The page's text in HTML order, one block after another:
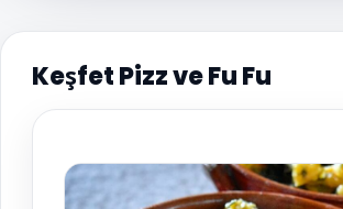
Keşfet Pizz ve Fu Fu